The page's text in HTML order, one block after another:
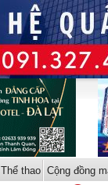
Thể thao Cộng đồng